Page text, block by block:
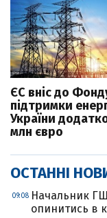
ЄС вніс до
підтримки
України
млн євро
ОСТАННІ
09:08 Начальник ГШ
опинитись в